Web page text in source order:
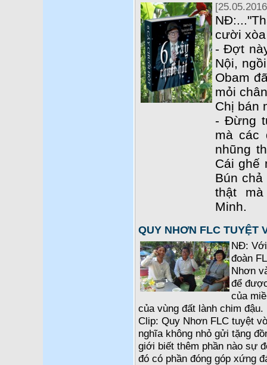
cười
- Đợt
Nội,
Obam
mỏi
Chị bán
- Đừng
mà các
nhũng
Cái ghế
Bún
thật
Minh.
QUY NHƠN FLC TUYỆT
NĐ:
đoàn
Nhơn
để
của
của vùng đất lành chim
Clip: Quy Nhơn FLC tuyệt
nghĩa không nhỏ gửi tặng
giới biết thêm phần nào sự
đó có phần đóng góp xứng